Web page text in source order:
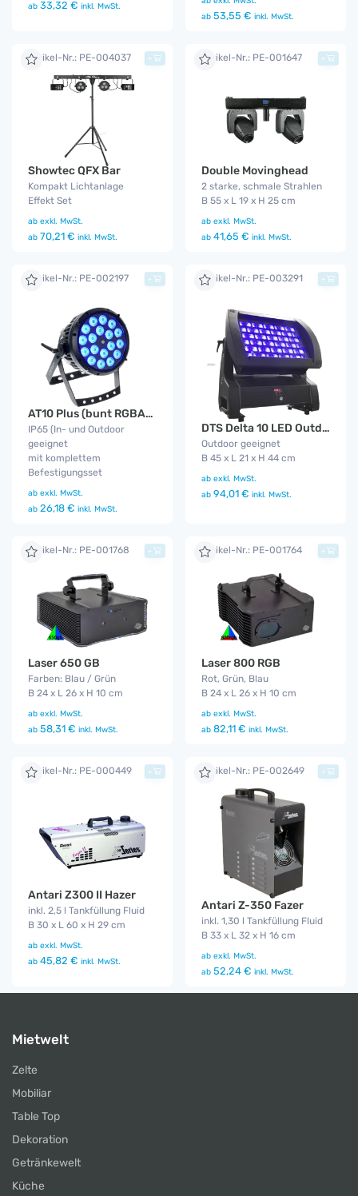
ab 33,32 € inkl. MwSt.
ab 53,55 € inkl. MwSt.
Artikel-Nr.: PE-004037
Showtec QFX Bar
Kompakt Lichtanlage
Effekt Set
ab exkl. MwSt.
ab 70,21 € inkl. MwSt.
+ Artikel-Nr.: PE-001647
Double Movinghead
2 starke, schmale Strahlen
B 55 x L 19 x H 25 cm
ab exkl. MwSt.
ab 41,65 € inkl. MwSt.
+
Artikel-Nr.: PE-002197
AT10 Plus (bunt RGBA) IP65
IP65 (In- und Outdoor
geeignet
mit komplettem
Befestigungsset
ab exkl. MwSt.
ab 26,18 € inkl. MwSt.
+ Artikel-Nr.: PE-003291
DTS Delta 10 LED Outdoor Funk
Outdoor geeignet
B 45 x L 21 x H 44 cm
ab exkl. MwSt.
ab 94,01 € inkl. MwSt.
+
Artikel-Nr.: PE-001768
Laser 650 GB
Farben: Blau / Grün
B 24 x L 26 x H 10 cm
ab exkl. MwSt.
ab 58,31 € inkl. MwSt.
+ Artikel-Nr.: PE-001764
Laser 800 RGB
Rot, Grün, Blau
B 24 x L 26 x H 10 cm
ab exkl. MwSt.
ab 82,11 € inkl. MwSt.
+
Artikel-Nr.: PE-000449
Antari Z300 II Hazer
inkl. 2,5 l Tankfüllung Fluid
B 30 x L 60 x H 29 cm
ab exkl. MwSt.
ab 45,82 € inkl. MwSt.
+ Artikel-Nr.: PE-002649
Antari Z-350 Fazer
inkl. 1,30 l Tankfüllung Fluid
B 33 x L 32 x H 16 cm
ab exkl. MwSt.
ab 52,24 € inkl. MwSt.
+
Mietwelt
Zelte
Mobiliar
Table Top
Dekoration
Getränkewelt
Küche